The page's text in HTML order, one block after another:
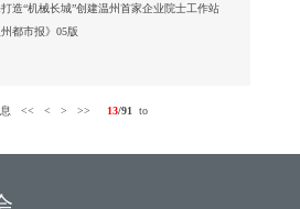
造“机械长城”创建温州首家企业院士工作站
<< < > >> 13/91 to